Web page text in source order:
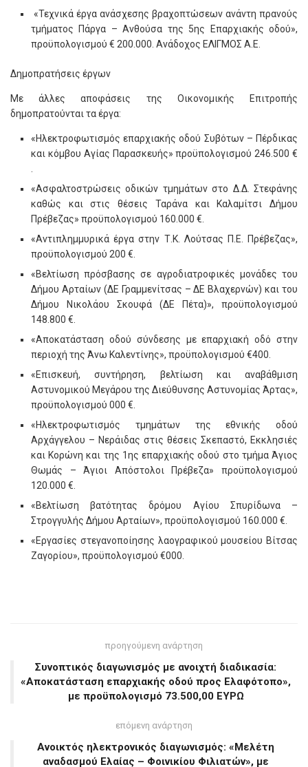
«Τεχνικά έργα ανάσχεσης βραχοπτώσεων ανάντη πρανούς
τμήματος Πάργα – Ανθούσα της 5ης Επαρχιακής οδού»,
προϋπολογισμού € 200.000. Ανάδοχος ΕΛΙΓΜΟΣ Α.Ε.
Δημοπρατήσεις έργων
Με άλλες αποφάσεις της Οικονομικής Επιτροπής
δημοπρατούνται τα έργα:
«Ηλεκτροφωτισμός επαρχιακής οδού Συβότων – Πέρδικας
και κόμβου Αγίας Παρασκευής» προϋπολογισμού 246.500 €
«Ασφαλτοστρώσεις οδικών τμημάτων στο Δ.Δ. Στεφάνης
καθώς και στις θέσεις Ταράνα και Καλαμίτσι Δήμου
Πρέβεζας» προϋπολογισμού 160.000 €.
«Αντιπλημμυρικά έργα στην Τ.Κ. Λούτσας Π.Ε. Πρέβεζας»,
προϋπολογισμού 200 €.
«Βελτίωση πρόσβασης σε αγροδιατροφικές μονάδες του
Δήμου Αρταίων (ΔΕ Γραμμενίτσας – ΔΕ Βλαχερνών) και του
Δήμου Νικολάου Σκουφά (ΔΕ Πέτα)», προϋπολογισμού
148.800 €.
«Αποκατάσταση οδού σύνδεσης με επαρχιακή οδό στην
περιοχή της Άνω Καλεντίνης», προϋπολογισμού €400.
«Επισκευή, συντήρηση, βελτίωση και αναβάθμιση
Αστυνομικού Μεγάρου της Διεύθυνσης Αστυνομίας Άρτας»,
προϋπολογισμού 000 €.
«Ηλεκτροφωτισμός τμημάτων της εθνικής οδού
Αρχάγγελου – Νεράιδας στις θέσεις Σκεπαστό, Εκκλησιές
και Κορώνη και της 1ης επαρχιακής οδού στο τμήμα Άγιος
Θωμάς – Άγιοι Απόστολοι Πρέβεζα» προϋπολογισμού
120.000 €.
«Βελτίωση βατότητας δρόμου Αγίου Σπυρίδωνα –
Στρογγυλής Δήμου Αρταίων», προϋπολογισμού 160.000 €.
«Εργασίες στεγανοποίησης λαογραφικού μουσείου Βίτσας
Ζαγορίου», προϋπολογισμού €000.
προηγούμενη ανάρτηση
Συνοπτικός διαγωνισμός με ανοιχτή διαδικασία:
«Αποκατάσταση επαρχιακής οδού προς Ελαφότοπο»,
με προϋπολογισμό 73.500,00 ΕΥΡΩ
επόμενη ανάρτηση
Ανοικτός ηλεκτρονικός διαγωνισμός: «Μελέτη
αναδασμού Ελαίας – Φοινικίου Φιλιατών», με